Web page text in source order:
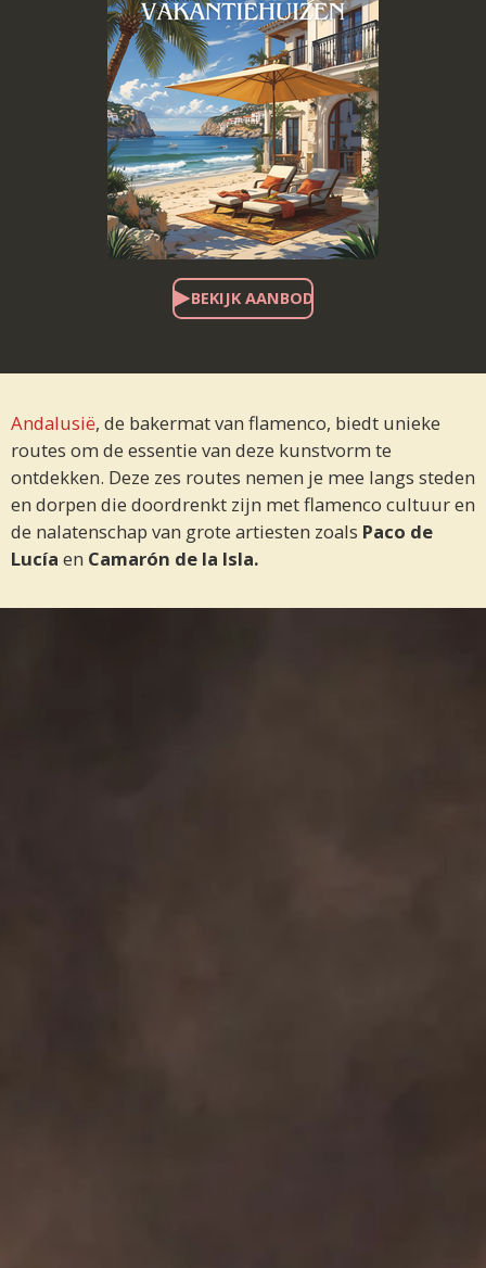
BEKIJK AANBOD
Andalusië, de bakermat van flamenco, biedt unieke
routes om de essentie van deze kunstvorm te
ontdekken. Deze zes routes nemen je mee langs steden
en dorpen die doordrenkt zijn met flamenco cultuur en
de nalatenschap van grote artiesten zoals Paco de
Lucía en Camarón de la Isla.